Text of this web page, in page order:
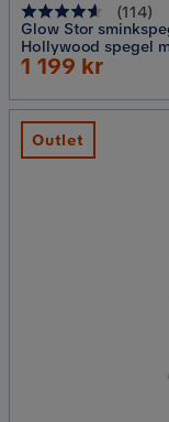
(114)
Glow Stor
Hollywood spegel
Rabatterat
1 199 kr
Outlet